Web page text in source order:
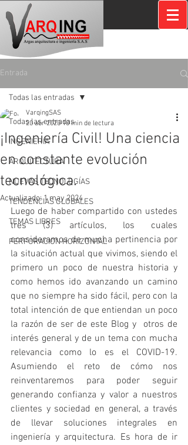
Entrada
Todas las entradas
INGENIERÍA
ARQUITECTURA
NUEVAS TECNOLOGÍAS
TENDENCIAS GLOBALES
TEMAS LIBRES
PERFORACION HORIZONTAL
Todas las entradas
¡Ingeniería Civil! Una ciencia
en constante evolución
tecnológica.
VarqingSAS
20 abr 2020 10 min de lectura
Actualizado:1 may 2024
Luego de haber compartido con ustedes
tres (3) artículos, los cuales
consideramos de mucha pertinencia por
la situación actual que vivimos, siendo el
primero un poco de nuestra historia y
como hemos ido avanzando un camino
que no siempre ha sido fácil, pero con la
total intención de que entiendan un poco
la razón de ser de este Blog y  otros de
interés general y de un tema con mucha
relevancia como lo es el COVID-19.
Asumiendo el reto de cómo nos
reinventaremos para poder seguir
generando confianza y valor a nuestros
clientes y sociedad en general, a través
de llevar soluciones integrales en
ingeniería y arquitectura. Es hora de ir